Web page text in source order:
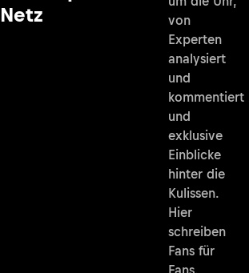
Netz
von
Experten
analysiert
und
kommentiert
und
exklusive
Einblicke
hinter die
Kulissen.
Hier
schreiben
Fans für
Fans.